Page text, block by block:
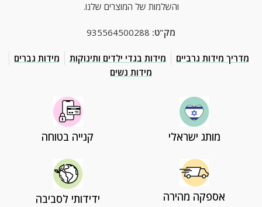
והשלמות של המוצרים שלנו.
מק"ט: 935564500288
מדריך מידות גרביים מידות בגדי ילדים ותינוקות
מידות גברים
מידות נשים
מותג ישראלי קנייה בטוחה
אספקה מהירה ידידותי לסביבה